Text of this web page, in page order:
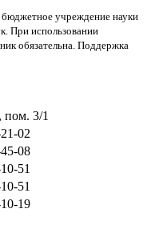
учреждение науки
При использовании
обязательна. Поддержка
пом. 3/1
02
08
51
51
19